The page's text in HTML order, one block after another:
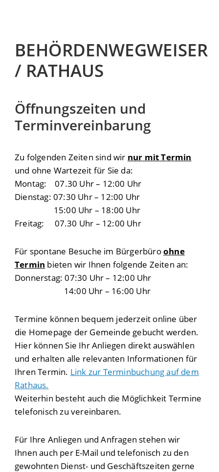
BEHÖRDENWEGWEISER
/ RATHAUS
Öffnungszeiten und
Terminvereinbarung
Zu folgenden Zeiten sind wir nur mit Termin
und ohne Wartezeit für Sie da:
Montag: 07.30 Uhr – 12:00 Uhr
Dienstag: 07:30 Uhr – 12:00 Uhr
15:00 Uhr – 18:00 Uhr
Freitag: 07.30 Uhr – 12:00 Uhr
Für spontane Besuche im Bürgerbüroohne
Termin bieten wir Ihnen folgende Zeiten an:
Donnerstag: 07:30 Uhr – 12:00 Uhr
14:00 Uhr – 16:00 Uhr
Termine können bequem jederzeit online über
die Homepage der Gemeinde gebucht werden.
Hier können Sie Ihr Anliegen direkt auswählen
und erhalten alle relevanten Informationen für
Ihren Termin. Link zur Terminbuchung auf dem
Rathaus.
Weiterhin besteht auch die Möglichkeit Termine
telefonisch zu vereinbaren.
Für Ihre Anliegen und Anfragen stehen wir
Ihnen auch per E-Mail und telefonisch zu den
gewohnten Dienst- und Geschäftszeiten gerne